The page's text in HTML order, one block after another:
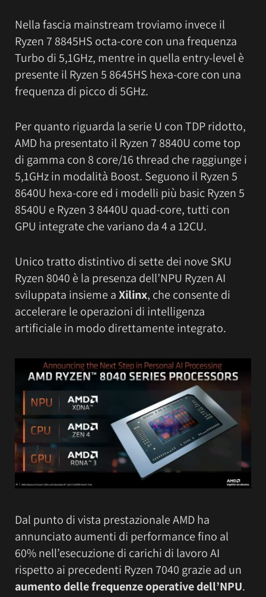
Nella fascia mainstream troviamo invece il
Ryzen 7 8845HS octa-core con una frequenza
Turbo di 5,1GHz, mentre in quella entry-level è
presente il Ryzen 5 8645HS hexa-core con una
frequenza di picco di 5GHz.
Per quanto riguarda la serie U con TDP ridotto,
AMD ha presentato il Ryzen 7 8840U come top
di gamma con 8 core/16 thread che raggiunge i
5,1GHz in modalità Boost. Seguono il Ryzen 5
8640U hexa-core ed i modelli più basic Ryzen 5
8540U e Ryzen 3 8440U quad-core, tutti con
GPU integrate che variano da 4 a 12CU.
Unico tratto distintivo di sette dei nove SKU
Ryzen 8040 è la presenza dell’NPU Ryzen AI
sviluppata insieme aXilinx, che consente di
accelerare le operazioni di intelligenza
artificiale in modo direttamente integrato.
Dal punto di vista prestazionale AMD ha
annunciato aumenti di performance fino al
60% nell’esecuzione di carichi di lavoro AI
rispetto ai precedenti Ryzen 7040 grazie ad un
aumento delle frequenze operative dell’NPU.